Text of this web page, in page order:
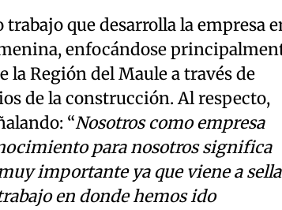
que desarrolla la empresa
enfocándose
la Región del Maule a través de
de la construcción. Al respecto,
“Nosotros como empresa
para nosotros significa
importante ya que viene a
en donde hemos ido